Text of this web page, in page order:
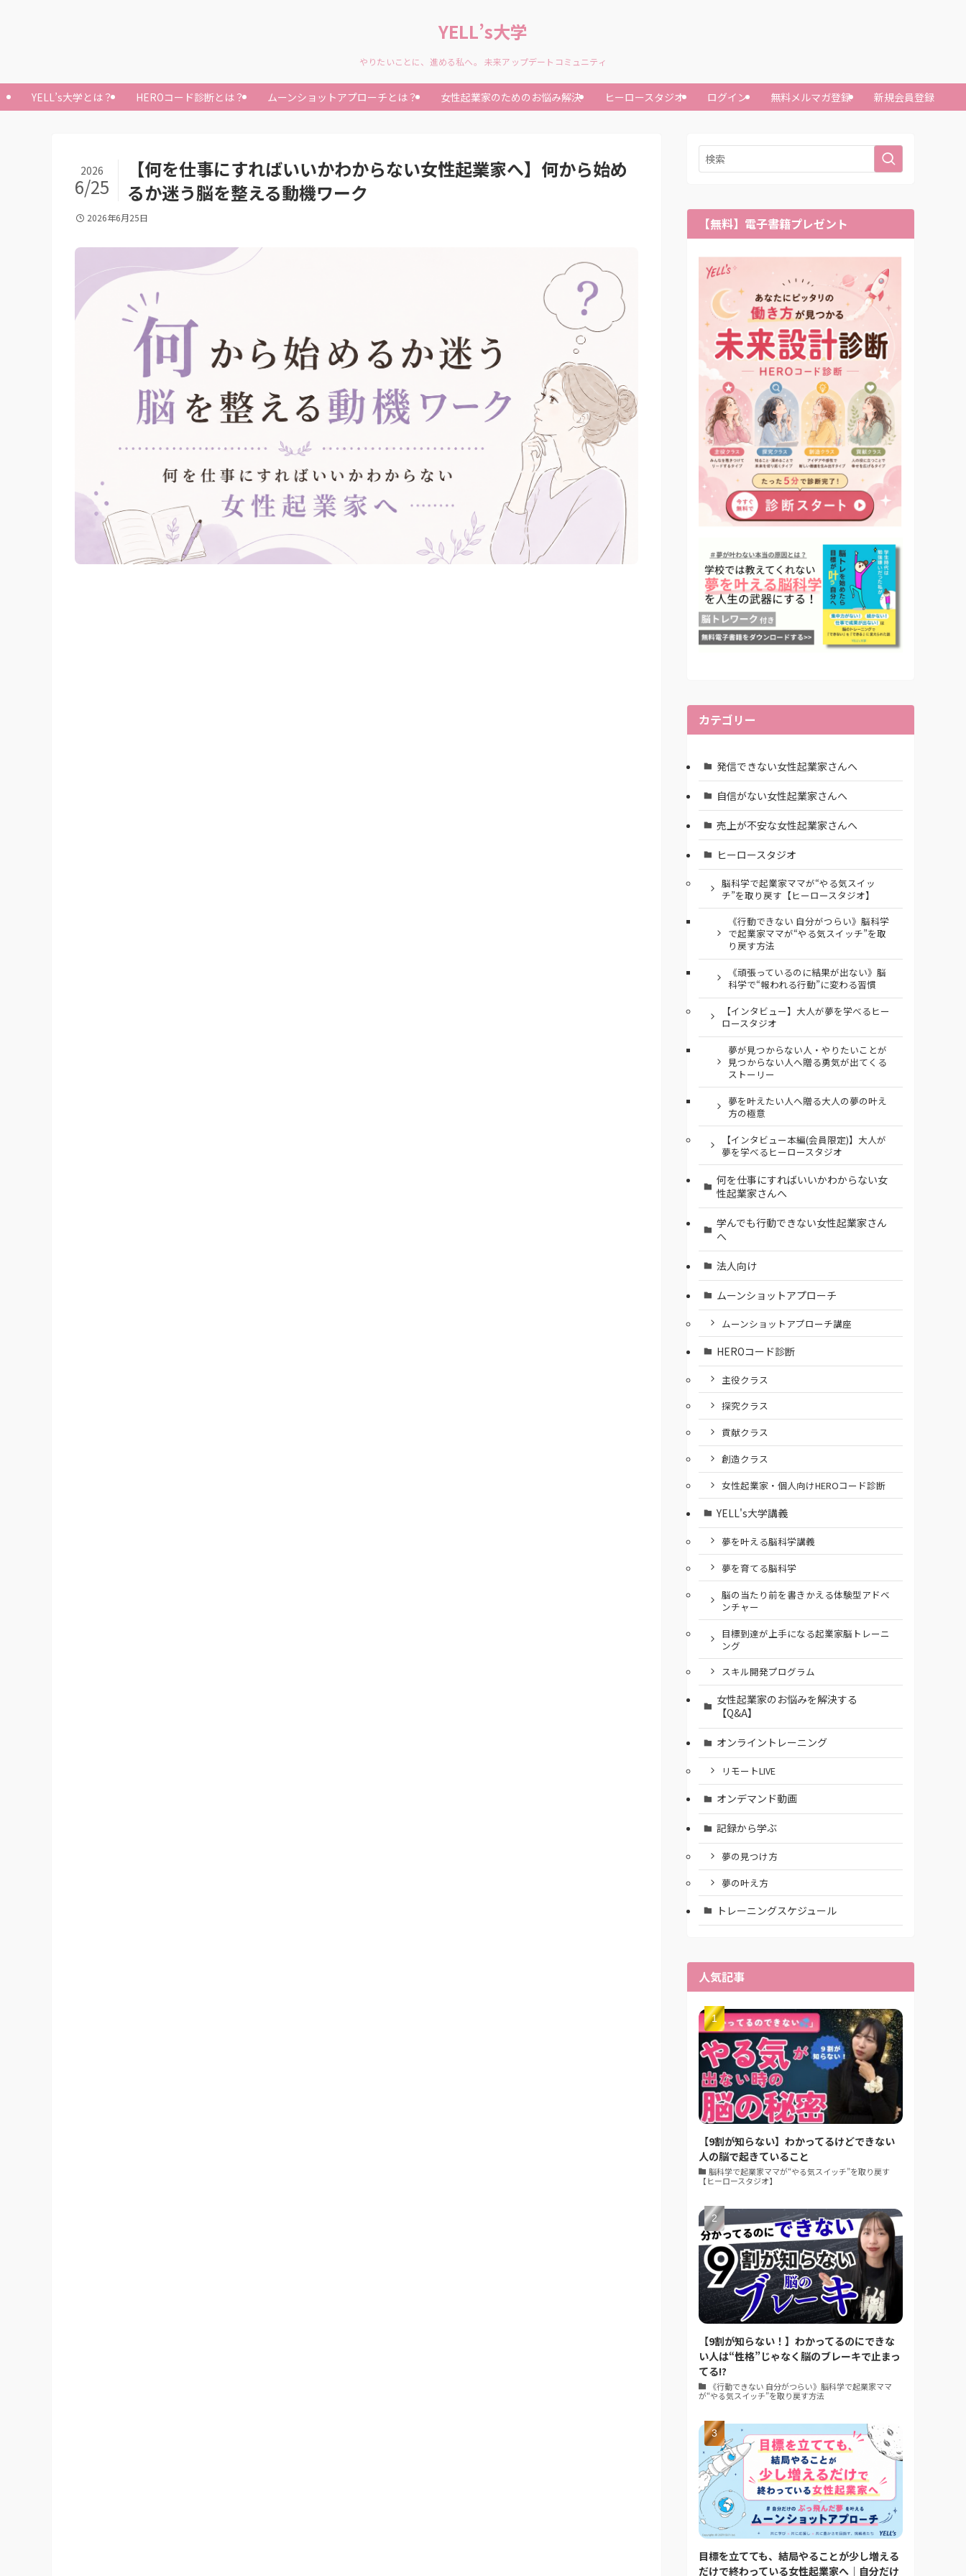
YELL’s大学
やりたいことに、進める私へ。 未来アップデートコミュニティ
YELL’s大学とは？ HEROコード診断とは？ ムーンショットアプローチとは？ 女性起業家のためのお悩み解決 ヒーロースタジオ ログイン 無料メルマガ登録 新規会員登録
【何を仕事にすればいいかわからない女性起業家へ】何から始め
るか迷う脳を整える動機ワーク
2026
6/25
2026年6月25日 【無料】電子書籍プレゼント
カテゴリー
発信できない女性起業家さんへ
自信がない女性起業家さんへ
売上が不安な女性起業家さんへ
ヒーロースタジオ
脳科学で起業家ママが“やる気スイッ
チ”を取り戻す【ヒーロースタジオ】
《行動できない 自分がつらい》脳科学
で起業家ママが“やる気スイッチ”を取
り戻す方法
《頑張っているのに結果が出ない》脳
科学で“報われる行動”に変わる習慣
【インタビュー】大人が夢を学べるヒー
ロースタジオ
夢が見つからない人・やりたいことが
見つからない人へ贈る勇気が出てくる
ストーリー
夢を叶えたい人へ贈る大人の夢の叶え
方の極意
【インタビュー本編(会員限定)】大人が
夢を学べるヒーロースタジオ
何を仕事にすればいいかわからない女
性起業家さんへ
学んでも行動できない女性起業家さん
へ
法人向け
ムーンショットアプローチ
ムーンショットアプローチ講座
HEROコード診断
主役クラス
探究クラス
貢献クラス
創造クラス
女性起業家・個人向けHEROコード診断
YELL's大学講義
夢を叶える脳科学講義
夢を育てる脳科学
脳の当たり前を書きかえる体験型アドベ
ンチャー
⽬標到達が上⼿になる起業家脳トレーニ
ング
スキル開発プログラム
女性起業家のお悩みを解決する
【Q&A】
オンライントレーニング
リモートLIVE
オンデマンド動画
記録から学ぶ
夢の見つけ方
夢の叶え方
トレーニングスケジュール
人気記事
【9割が知らない】わかってるけどできない
人の脳で起きていること
脳科学で起業家ママが“やる気スイッチ”を取り戻す
【ヒーロースタジオ】
【9割が知らない！】わかってるのにできな
い人は“性格”じゃなく脳のブレーキで止まっ
てる!?
《行動できない 自分がつらい》脳科学で起業家ママ
が“やる気スイッチ”を取り戻す方法
目標を立てても、結局やることが少し増える
だけで終わっている女性起業家へ｜自分だけ